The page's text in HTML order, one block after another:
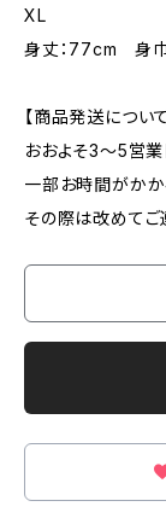
XL
身丈：77cm 身
【商品発送について
おおよそ3〜5営業
一部お時間がかか
その際は改めてご